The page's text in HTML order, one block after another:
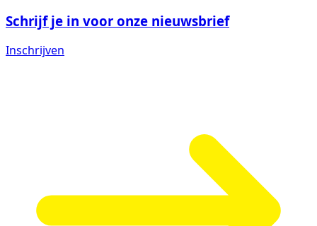
Schrijf je in voor onze nieuwsbrief
Inschrijven